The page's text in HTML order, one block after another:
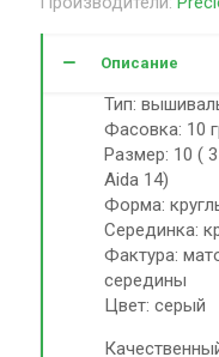
Описание
Тип:
Фасовка: 10
Размер: 10 (
Aida 14)
Форма:
Серединка:
Фактура:
середины
Цвет: серый